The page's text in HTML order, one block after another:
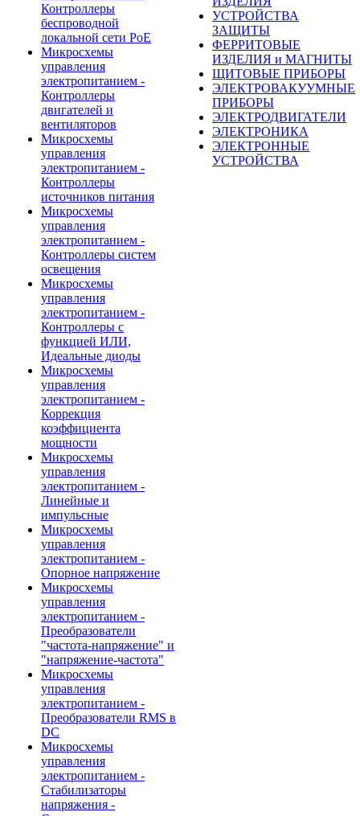
Контроллеры
беспроводной
локальной сети PoE
Микросхемы
управления
электропитанием -
Контроллеры
двигателей и
вентиляторов
Микросхемы
управления
электропитанием -
Контроллеры
источников питания
Микросхемы
управления
электропитанием -
Контроллеры систем
освещения
Микросхемы
управления
электропитанием -
Контроллеры с
функцией ИЛИ,
Идеальные диоды
Микросхемы
управления
электропитанием -
Коррекция
коэффициента
мощности
Микросхемы
управления
электропитанием -
Линейные и
импульсные
Микросхемы
управления
электропитанием -
Опорное напряжение
Микросхемы
управления
электропитанием -
Преобразователи
"частота-напряжение" и
"напряжение-частота"
Микросхемы
управления
электропитанием -
Преобразователи RMS в
DC
Микросхемы
управления
электропитанием -
Стабилизаторы
напряжения -
УСТРОЙСТВА
ЗАЩИТЫ
ФЕРРИТОВЫЕ
ИЗДЕЛИЯ и МАГНИТЫ
ЩИТОВЫЕ ПРИБОРЫ
ЭЛЕКТРОВАКУУМНЫЕ
ПРИБОРЫ
ЭЛЕКТРОДВИГАТЕЛИ
ЭЛЕКТРОНИКА
ЭЛЕКТРОННЫЕ
УСТРОЙСТВА